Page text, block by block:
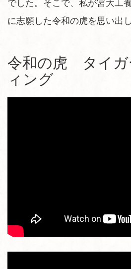
でした。そこで、私が宮大工
に志願した令和の虎を思い出
令和の虎 タイガ
ィング